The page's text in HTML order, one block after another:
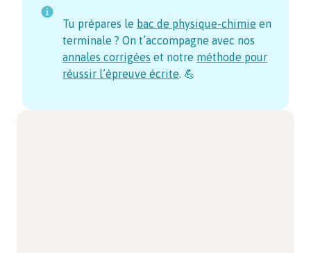
Tu prépares le bac de physique-chimie en
terminale ? On t’accompagne avec nos
annales corrigées et notre méthode pour
réussir l’épreuve écrite. 💪